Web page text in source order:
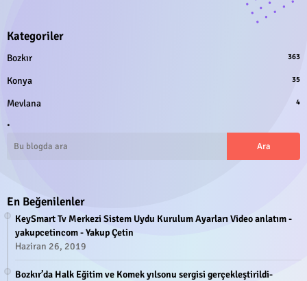
Kategoriler
Bozkır 363
Konya 35
Mevlana 4
.
En Beğenilenler
KeySmart Tv Merkezi Sistem Uydu Kurulum Ayarları Video anlatım -
yakupcetincom - Yakup Çetin
Haziran 26, 2019
Bozkır’da Halk Eğitim ve Komek yılsonu sergisi gerçekleştirildi-